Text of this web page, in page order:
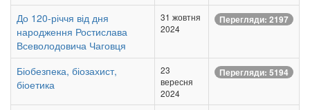
До 120-річчя від дня
народження Ростислава
Всеволодовича Чаговця
31 жовтня
2024
Перегляди: 2197
Біобезпека, біозахист,
біоетика
23
вересня
2024
Перегляди: 5194